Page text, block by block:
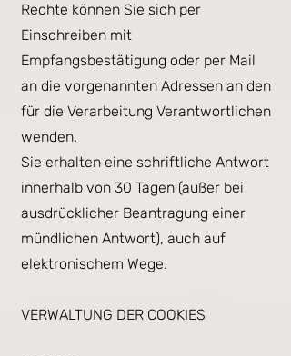
Rechte können Sie sich per
Einschreiben mit
Empfangsbestätigung oder per Mail
an die vorgenannten Adressen an den
für die Verarbeitung Verantwortlichen
wenden.
Sie erhalten eine schriftliche Antwort
innerhalb von 30 Tagen (außer bei
ausdrücklicher Beantragung einer
mündlichen Antwort), auch auf
elektronischem Wege.
VERWALTUNG DER COOKIES